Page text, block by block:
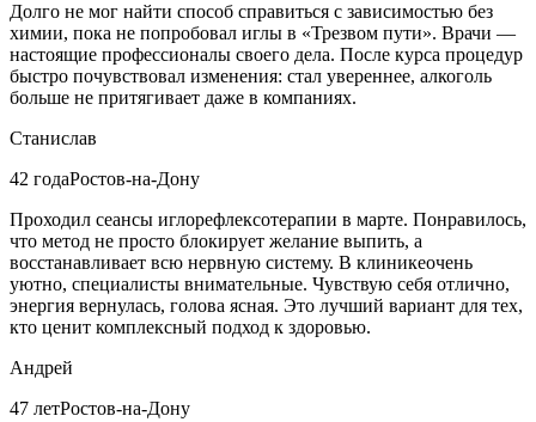
Долго не мог найти способ справиться с зависимостью без
химии, пока не попробовал иглы в «Трезвом пути». Врачи —
настоящие профессионалы своего дела. После курса процедур
быстро почувствовал изменения: стал увереннее, алкоголь
больше не притягивает даже в компаниях.
Станислав
42 годаРостов-на-Дону
Проходил сеансы иглорефлексотерапии в марте. Понравилось,
что метод не просто блокирует желание выпить, а
восстанавливает всю нервную систему. В клиникеочень
уютно, специалисты внимательные. Чувствую себя отлично,
энергия вернулась, голова ясная. Это лучший вариант для тех,
кто ценит комплексный подход к здоровью.
Андрей
47 летРостов-на-Дону